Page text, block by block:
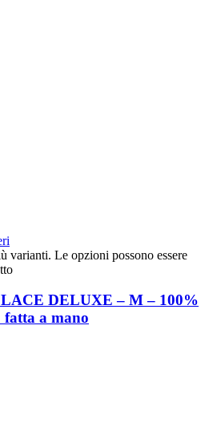
varianti. Le opzioni possono essere
DELUXE – M – 100%
fatta a mano